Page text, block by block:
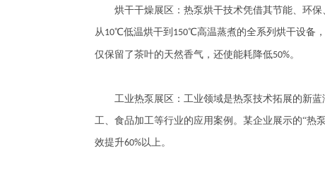
烘干干燥展区：热泵烘干技术凭借其节能、环保
从10℃低温烘干到 150℃高温蒸煮的全系列烘干设备
仅保留了茶叶的天然香气，还使能耗降低50%。
工业热泵展区：工业领域是热泵技术拓展的新蓝
工、食品加工等行业的应用案例。某企业展示的“热
效提升60%以上。